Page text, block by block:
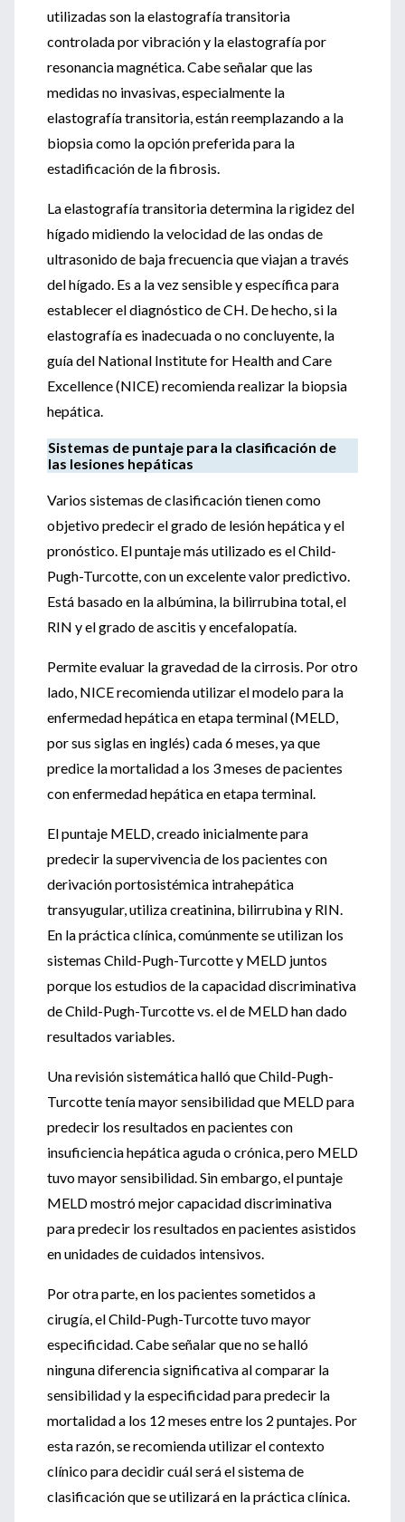
utilizadas son la elastografía transitoria
controlada por vibración y la elastografía por
resonancia magnética. Cabe señalar que las
medidas no invasivas, especialmente la
elastografía transitoria, están reemplazando a la
biopsia como la opción preferida para la
estadificación de la fibrosis.
La elastografía transitoria determina la rigidez del
hígado midiendo la velocidad de las ondas de
ultrasonido de baja frecuencia que viajan a través
del hígado. Es a la vez sensible y específica para
establecer el diagnóstico de CH. De hecho, si la
elastografía es inadecuada o no concluyente, la
guía del National Institute for Health and Care
Excellence (NICE) recomienda realizar la biopsia
hepática.
Sistemas de puntaje para la clasificación de
las lesiones hepáticas
Varios sistemas de clasificación tienen como
objetivo predecir el grado de lesión hepática y el
pronóstico. El puntaje más utilizado es el Child-
Pugh-Turcotte, con un excelente valor predictivo.
Está basado en la albúmina, la bilirrubina total, el
RIN y el grado de ascitis y encefalopatía.
Permite evaluar la gravedad de la cirrosis. Por otro
lado, NICE recomienda utilizar el modelo para la
enfermedad hepática en etapa terminal (MELD,
por sus siglas en inglés) cada 6 meses, ya que
predice la mortalidad a los 3 meses de pacientes
con enfermedad hepática en etapa terminal.
El puntaje MELD, creado inicialmente para
predecir la supervivencia de los pacientes con
derivación portosistémica intrahepática
transyugular, utiliza creatinina, bilirrubina y RIN.
En la práctica clínica, comúnmente se utilizan los
sistemas Child-Pugh-Turcotte y MELD juntos
porque los estudios de la capacidad discriminativa
de Child-Pugh-Turcotte vs. el de MELD han dado
resultados variables.
Una revisión sistemática halló que Child-Pugh-
Turcotte tenía mayor sensibilidad que MELD para
predecir los resultados en pacientes con
insuficiencia hepática aguda o crónica, pero MELD
tuvo mayor sensibilidad. Sin embargo, el puntaje
MELD mostró mejor capacidad discriminativa
para predecir los resultados en pacientes asistidos
en unidades de cuidados intensivos.
Por otra parte, en los pacientes sometidos a
cirugía, el Child-Pugh-Turcotte tuvo mayor
especificidad. Cabe señalar que no se halló
ninguna diferencia significativa al comparar la
sensibilidad y la especificidad para predecir la
mortalidad a los 12 meses entre los 2 puntajes. Por
esta razón, se recomienda utilizar el contexto
clínico para decidir cuál será el sistema de
clasificación que se utilizará en la práctica clínica.